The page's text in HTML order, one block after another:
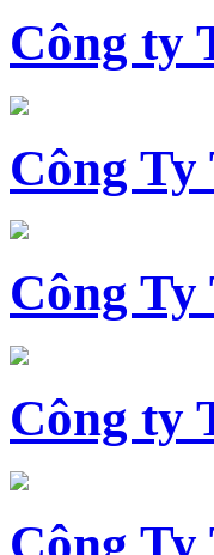
Công ty
Công
Công
Công ty
Công